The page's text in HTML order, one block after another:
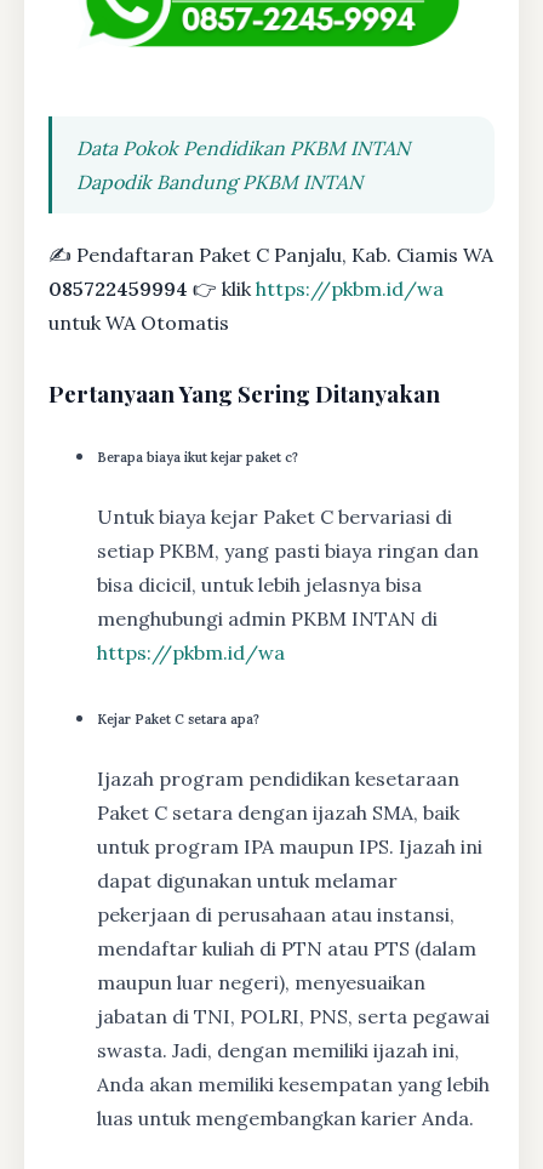
Data Pokok Pendidikan PKBM INTAN
Dapodik Bandung PKBM INTAN
✍ Pendaftaran Paket C Panjalu, Kab. Ciamis WA
085722459994 👉 klikhttps://pkbm.id/wa
untuk WA Otomatis
Pertanyaan Yang Sering Ditanyakan
Berapa biaya ikut kejar paket c?
Untuk biaya kejar Paket C bervariasi di
setiap PKBM, yang pasti biaya ringan dan
bisa dicicil, untuk lebih jelasnya bisa
menghubungi admin PKBM INTAN di
https://pkbm.id/wa
Kejar Paket C setara apa?
Ijazah program pendidikan kesetaraan
Paket C setara dengan ijazah SMA, baik
untuk program IPA maupun IPS. Ijazah ini
dapat digunakan untuk melamar
pekerjaan di perusahaan atau instansi,
mendaftar kuliah di PTN atau PTS (dalam
maupun luar negeri), menyesuaikan
jabatan di TNI, POLRI, PNS, serta pegawai
swasta. Jadi, dengan memiliki ijazah ini,
Anda akan memiliki kesempatan yang lebih
luas untuk mengembangkan karier Anda.